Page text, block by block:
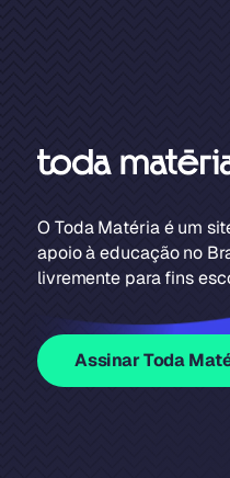
O Toda Matéria é um
apoio à educação no
livremente para fins
Assinar Toda